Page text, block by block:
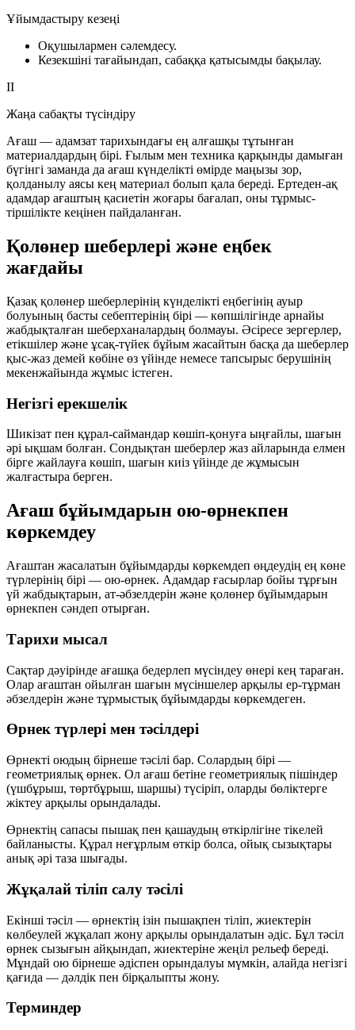
Ұйымдастыру кезеңі
Оқушылармен сәлемдесу.
Кезекшіні тағайындап, сабаққа қатысымды бақылау.
II
Жаңа сабақты түсіндіру
Ағаш — адамзат тарихындағы ең алғашқы тұтынған
материалдардың бірі. Ғылым мен техника қарқынды дамыған
бүгінгі заманда да ағаш күнделікті өмірде маңызы зор,
қолданылу аясы кең материал болып қала береді. Ертеден-ақ
адамдар ағаштың қасиетін жоғары бағалап, оны тұрмыс-
тіршілікте кеңінен пайдаланған.
Қолөнер шеберлері және еңбек
жағдайы
Қазақ қолөнер шеберлерінің күнделікті еңбегінің ауыр
болуының басты себептерінің бірі — көпшілігінде арнайы
жабдықталған шеберханалардың болмауы. Әсіресе зергерлер,
етікшілер және ұсақ-түйек бұйым жасайтын басқа да шеберлер
қыс-жаз демей көбіне өз үйінде немесе тапсырыс берушінің
мекенжайында жұмыс істеген.
Негізгі ерекшелік
Шикізат пен құрал-саймандар көшіп-қонуға ыңғайлы, шағын
әрі ықшам болған. Сондықтан шеберлер жаз айларында елмен
бірге жайлауға көшіп, шағын киіз үйінде де жұмысын
жалғастыра берген.
Ағаш бұйымдарын ою-өрнекпен
көркемдеу
Ағаштан жасалатын бұйымдарды көркемдеп өңдеудің ең көне
түрлерінің бірі — ою-өрнек. Адамдар ғасырлар бойы тұрғын
үй жабдықтарын, ат-әбзелдерін және қолөнер бұйымдарын
өрнекпен сәндеп отырған.
Тарихи мысал
Сақтар дәуірінде ағашқа бедерлеп мүсіндеу өнері кең тараған.
Олар ағаштан ойылған шағын мүсіншелер арқылы ер-тұрман
әбзелдерін және тұрмыстық бұйымдарды көркемдеген.
Өрнек түрлері мен тәсілдері
Өрнекті оюдың бірнеше тәсілі бар. Солардың бірі —
геометриялық өрнек. Ол ағаш бетіне геометриялық пішіндер
(үшбұрыш, төртбұрыш, шаршы) түсіріп, оларды бөліктерге
жіктеу арқылы орындалады.
Өрнектің сапасы пышақ пен қашаудың өткірлігіне тікелей
байланысты. Құрал неғұрлым өткір болса, ойық сызықтары
анық әрі таза шығады.
Жұқалай тіліп салу тәсілі
Екінші тәсіл — өрнектің ізін пышақпен тіліп, жиектерін
көлбеулей жұқалап жону арқылы орындалатын әдіс. Бұл тәсіл
өрнек сызығын айқындап, жиектеріне жеңіл рельеф береді.
Мұндай ою бірнеше әдіспен орындалуы мүмкін, алайда негізгі
қағида — дәлдік пен бірқалыпты жону.
Терминдер